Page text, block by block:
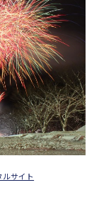
サイト